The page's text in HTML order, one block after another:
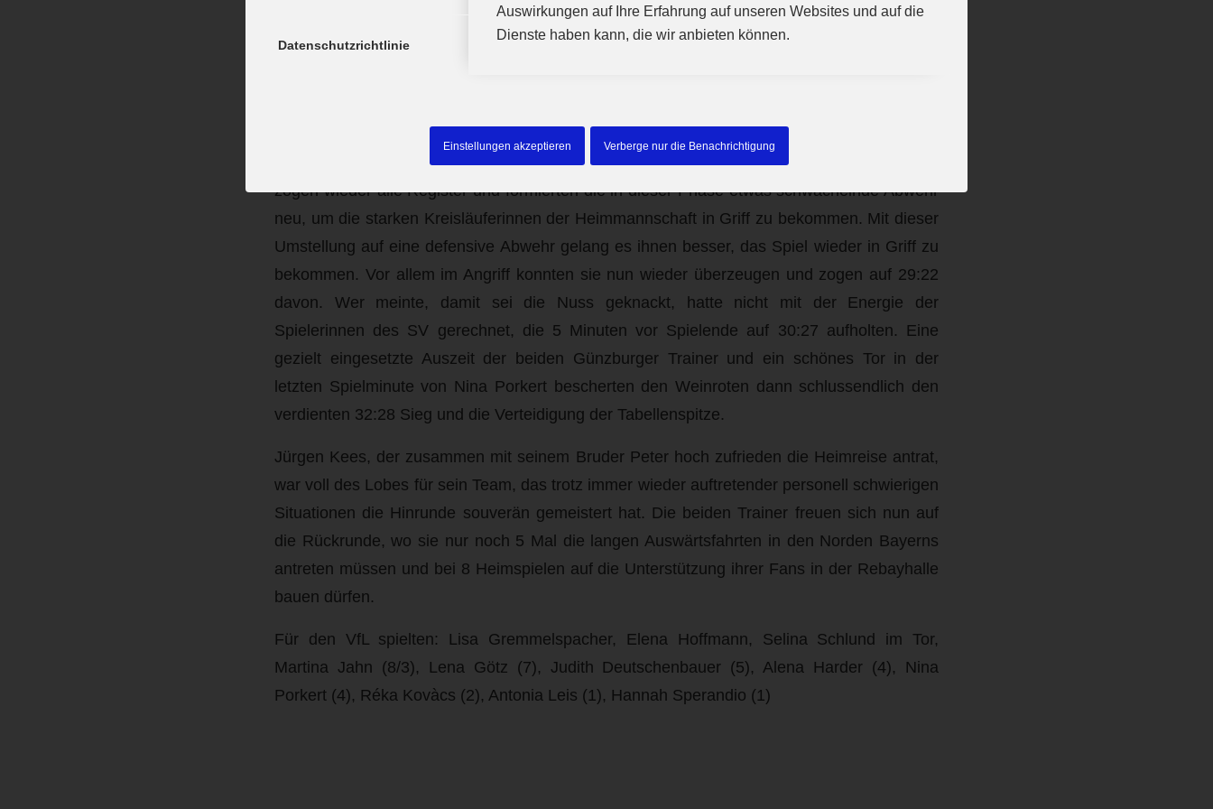
Datenschutzrichtlinie
Auswirkungen auf Ihre Erfahrung auf unseren Websites und auf die
Dienste haben kann, die wir anbieten können.
Einstellungen akzeptieren Verberge nur die Benachrichtigung
aus. Eine Zeitstrafe gegen Judith Deutschenbauer und ein verwandelter Siebenmeter für die
Obertraublinger führten dann zum Halbzeitstand von 17:14 für den VfL.
Gastgeberinnen gaben nicht auf. Sie holten Tor um Tor auf und beim 19:21 wäre mancher
Zauderer schon wieder zum Zweifeln gekommen. Aber nicht die Günzburgerinnen! Sie
zogen wieder alle Register und formierten die in dieser Phase etwas schwächelnde Abwehr
neu, um die starken Kreisläuferinnen der Heimmannschaft in Griff zu bekommen. Mit dieser
Umstellung auf eine defensive Abwehr gelang es ihnen besser, das Spiel wieder in Griff zu
bekommen. Vor allem im Angriff konnten sie nun wieder überzeugen und zogen auf 29:22
davon. Wer meinte, damit sei die Nuss geknackt, hatte nicht mit der Energie der
Spielerinnen des SV gerechnet, die 5 Minuten vor Spielende auf 30:27 aufholten. Eine
gezielt eingesetzte Auszeit der beiden Günzburger Trainer und ein schönes Tor in der
letzten Spielminute von Nina Porkert bescherten den Weinroten dann schlussendlich den
verdienten 32:28 Sieg und die Verteidigung der Tabellenspitze.
Jürgen Kees, der zusammen mit seinem Bruder Peter hoch zufrieden die Heimreise antrat,
war voll des Lobes für sein Team, das trotz immer wieder auftretender personell schwierigen
Situationen die Hinrunde souverän gemeistert hat. Die beiden Trainer freuen sich nun auf
die Rückrunde, wo sie nur noch 5 Mal die langen Auswärtsfahrten in den Norden Bayerns
antreten müssen und bei 8 Heimspielen auf die Unterstützung ihrer Fans in der Rebayhalle
bauen dürfen.
Für den VfL spielten: Lisa Gremmelspacher, Elena Hoffmann, Selina Schlund im Tor,
Martina Jahn (8/3), Lena Götz (7), Judith Deutschenbauer (5), Alena Harder (4), Nina
Porkert (4), Réka Kovàcs (2), Antonia Leis (1), Hannah Sperandio (1)